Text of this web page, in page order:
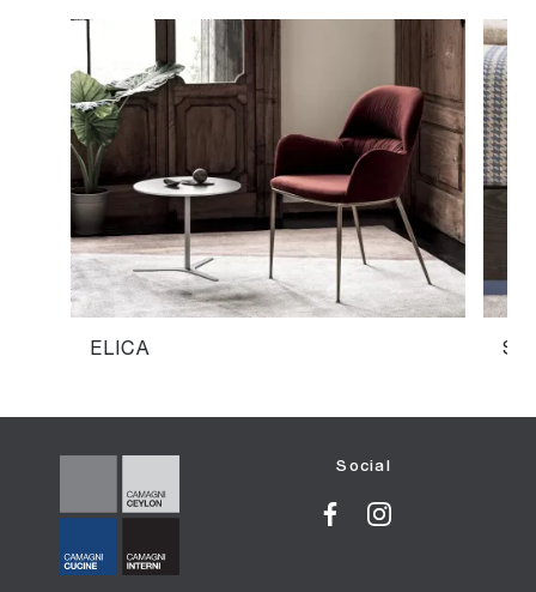
ELICA
Social